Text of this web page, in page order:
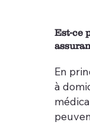
Est-ce
En
à